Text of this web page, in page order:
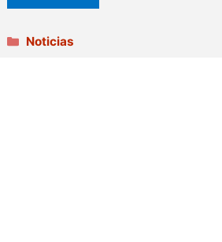
Categorías
Noticias